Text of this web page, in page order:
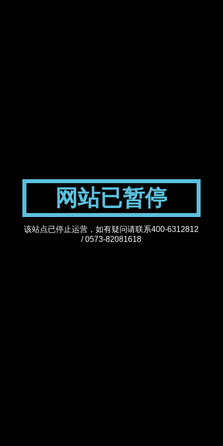
网站已暂停
该站点已停止运营，如有疑问请联系400-6312812
/ 0573-82081618